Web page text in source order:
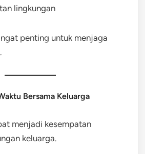
lingkungan
penting untuk menjaga
Bersama Keluarga
menjadi kesempatan
keluarga.